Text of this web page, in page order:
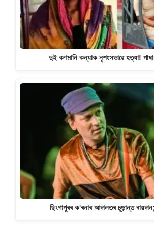
দুই কণমানি কন্যাক নৃশংসভাৱে হত্যা!
ছিংগাপুৰৰ ক'ৰনাৰ আদালতৰ চূড়ান্ত